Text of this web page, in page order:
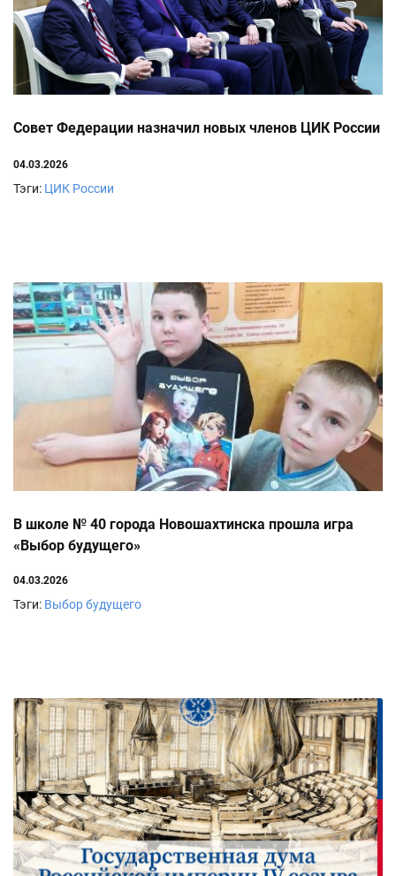
Совет Федерации назначил новых членов ЦИК России
04.03.2026
Тэги: ЦИК России
В школе № 40 города Новошахтинска прошла игра
«Выбор будущего»
04.03.2026
Тэги: Выбор будущего